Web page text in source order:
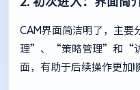
CAM界面简洁明了，主
理”、“策略管理”和“
面，有助于后续操作更加